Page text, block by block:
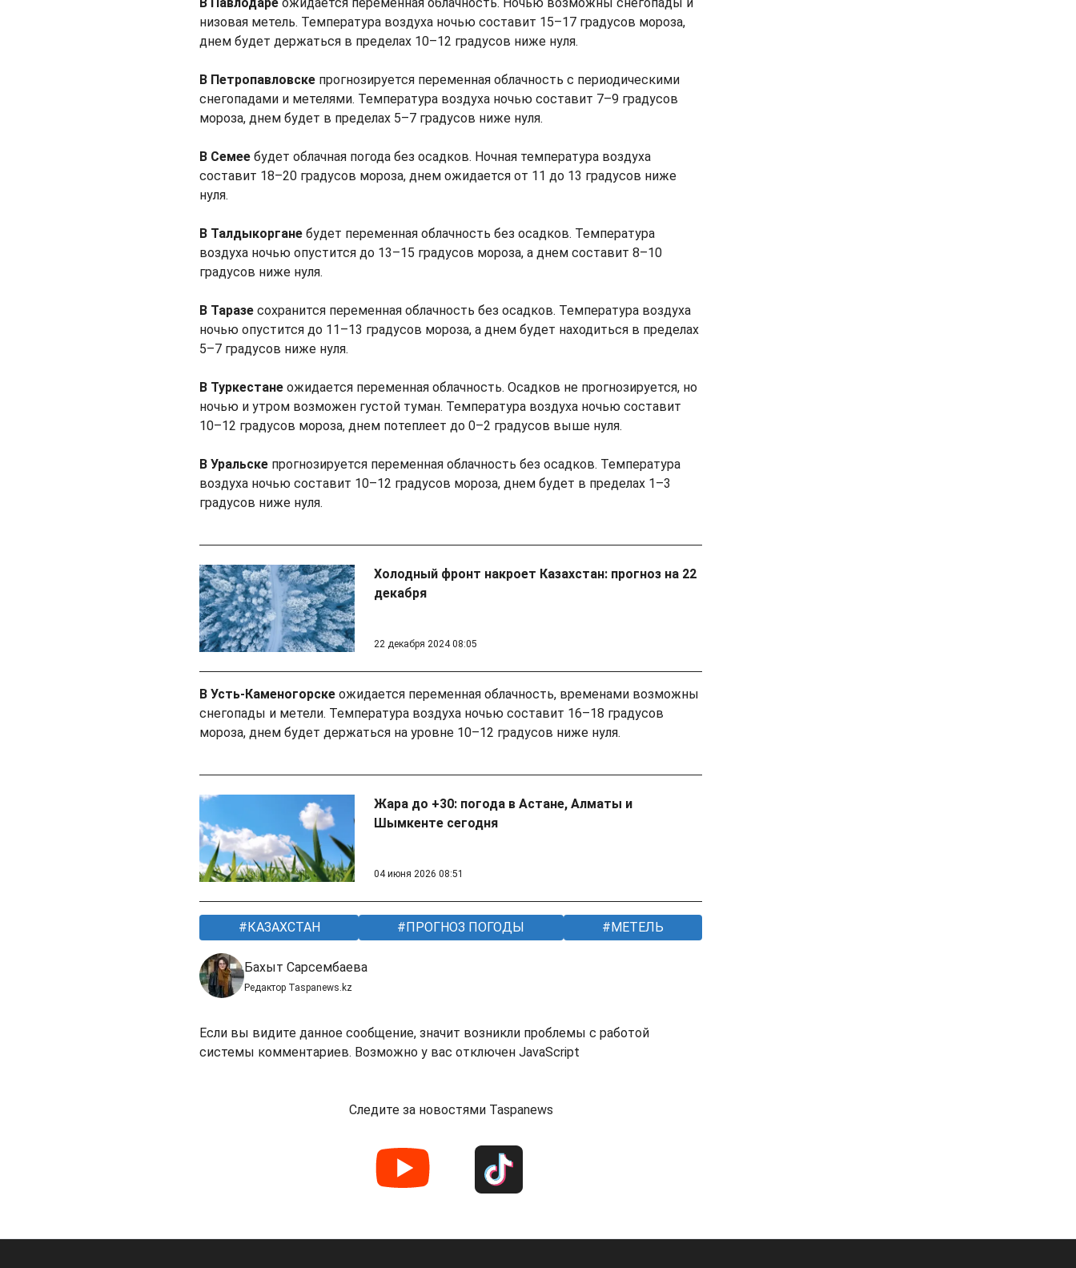
низовая метель. Температура воздуха ночью составит 15–17 градусов мороза,
днем будет держаться в пределах 10–12 градусов ниже нуля.
В Петропавловске прогнозируется переменная облачность с периодическими
снегопадами и метелями. Температура воздуха ночью составит 7–9 градусов
мороза, днем будет в пределах 5–7 градусов ниже нуля.
В Семее будет облачная погода без осадков. Ночная температура воздуха
составит 18–20 градусов мороза, днем ожидается от 11 до 13 градусов ниже
нуля.
В Талдыкоргане будет переменная облачность без осадков. Температура
воздуха ночью опустится до 13–15 градусов мороза, а днем составит 8–10
градусов ниже нуля.
В Таразе сохранится переменная облачность без осадков. Температура воздуха
ночью опустится до 11–13 градусов мороза, а днем будет находиться в пределах
5–7 градусов ниже нуля.
В Туркестане ожидается переменная облачность. Осадков не прогнозируется, но
ночью и утром возможен густой туман. Температура воздуха ночью составит
10–12 градусов мороза, днем потеплеет до 0–2 градусов выше нуля.
В Уральске прогнозируется переменная облачность без осадков. Температура
воздуха ночью составит 10–12 градусов мороза, днем будет в пределах 1–3
градусов ниже нуля.
Холодный фронт накроет Казахстан: прогноз на 22
декабря
22 декабря 2024 08:05
В Усть-Каменогорске ожидается переменная облачность, временами возможны
снегопады и метели. Температура воздуха ночью составит 16–18 градусов
мороза, днем будет держаться на уровне 10–12 градусов ниже нуля.
Жара до +30: погода в Астане, Алматы и
Шымкенте сегодня
04 июня 2026 08:51
КАЗАХСТАН ПРОГНОЗ ПОГОДЫ МЕТЕЛЬ
Бахыт Сарсембаева
Редактор Taspanews.kz
Если вы видите данное сообщение, значит возникли проблемы с работой
системы комментариев. Возможно у вас отключен JavaScript
Следите за новостями Taspanews